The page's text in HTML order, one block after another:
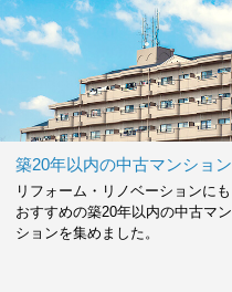
築20年以内の中古マンション
リフォーム・リノベーションにも
おすすめの築20年以内の中古マン
ションを集めました。